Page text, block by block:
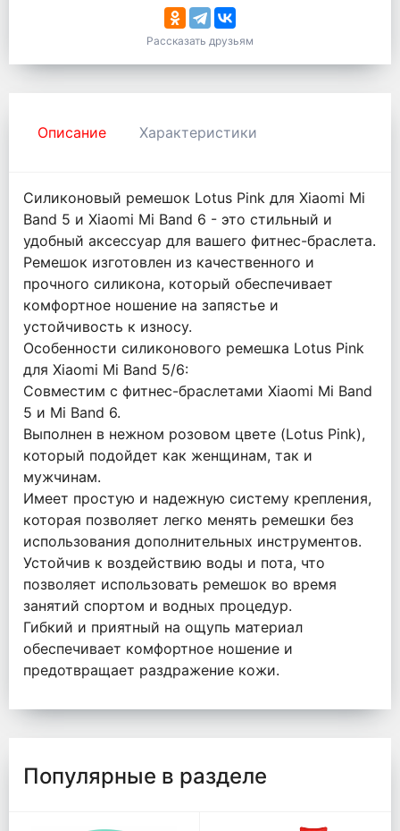
Рассказать друзьям
Описание Характеристики
Силиконовый ремешок Lotus Pink для Xiaomi Mi
Band 5 и Xiaomi Mi Band 6 - это стильный и
удобный аксессуар для вашего фитнес-браслета.
Ремешок изготовлен из качественного и
прочного силикона, который обеспечивает
комфортное ношение на запястье и
устойчивость к износу.
Особенности силиконового ремешка Lotus Pink
для Xiaomi Mi Band 5/6:
Совместим с фитнес-браслетами Xiaomi Mi Band
5 и Mi Band 6.
Выполнен в нежном розовом цвете (Lotus Pink),
который подойдет как женщинам, так и
мужчинам.
Имеет простую и надежную систему крепления,
которая позволяет легко менять ремешки без
использования дополнительных инструментов.
Устойчив к воздействию воды и пота, что
позволяет использовать ремешок во время
занятий спортом и водных процедур.
Гибкий и приятный на ощупь материал
обеспечивает комфортное ношение и
предотвращает раздражение кожи.
Популярные в разделе